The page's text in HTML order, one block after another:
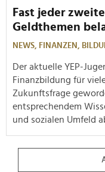
Fast jeder
Geldthemen
NEWS, FINANZEN,
Der aktuelle YEP-
Finanzbildung für
Zukunftsfrage
entsprechendem
und sozialen Umfeld